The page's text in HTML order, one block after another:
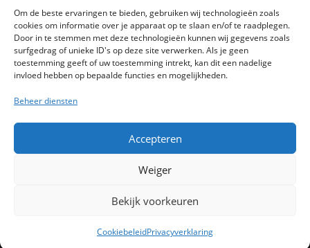
Om de beste ervaringen te bieden, gebruiken wij technologieën zoals
cookies om informatie over je apparaat op te slaan en/of te raadplegen.
Door in te stemmen met deze technologieën kunnen wij gegevens zoals
surfgedrag of unieke ID's op deze site verwerken. Als je geen
toestemming geeft of uw toestemming intrekt, kan dit een nadelige
invloed hebben op bepaalde functies en mogelijkheden.
Beheer diensten
Accepteren
Weiger
Bekijk voorkeuren
CookiebeleidPrivacyverklaring
Categorieën
Geen categorieën
Meta
Vermeldingen feed
deautozaak.nl